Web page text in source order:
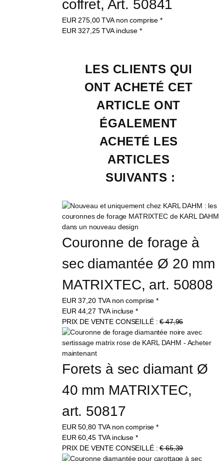
coffret, Art. 50841
EUR 275,00TVA non comprise *
EUR327,25TVA incluse *
LES CLIENTS QUI
ONT ACHETÉ CET
ARTICLE ONT
ÉGALEMENT
ACHETÉ LES
ARTICLES
SUIVANTS :
Couronne de forage à
sec diamantée Ø 20 mm
MATRIXTEC, art. 50808
EUR37,20 TVA non comprise *
EUR44,27 TVA incluse *
PRIX DE VENTE CONSEILLÉ :€ 47,96
Forets à sec diamant Ø
40 mm MATRIXTEC,
art. 50817
EUR50,80 TVA non comprise *
EUR60,45 TVA incluse *
PRIX DE VENTE CONSEILLÉ :€ 65,39